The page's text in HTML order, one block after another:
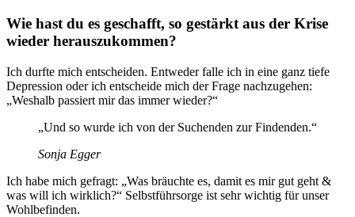
Wie hast du es geschafft, so gestärkt aus der Krise
wieder herauszukommen?
Ich durfte mich entscheiden. Entweder falle ich in eine ganz tiefe
Depression oder ich entscheide mich der Frage nachzugehen:
„Weshalb passiert mir das immer wieder?“
„Und so wurde ich von der Suchenden zur Findenden.“
Sonja Egger
Ich habe mich gefragt: „Was bräuchte es, damit es mir gut geht &
was will ich wirklich?“ Selbstführsorge ist sehr wichtig für unser
Wohlbefinden.